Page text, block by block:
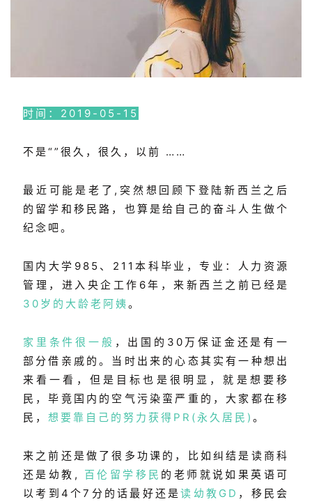
时间：2019-05-15
不是“”很久，很久，以前 ……
最近可能是老了,突然想回顾下登陆新西兰之后
的留学和移民路，也算是给自己的奋斗人生做个
纪念吧。
国内大学985、211本科毕业，专业：人力资源
管理，进入央企工作6年，来新西兰之前已经是
30岁的大龄老阿姨 。
家里条件很一般 ，出国的30万保证金还是有一
部分借亲戚的。当时出来的心态其实有一种想出
来看一看，但是目标也是很明显，就是想要移
民，毕竟国内的空气污染蛮严重的，大家都在移
民， 想要靠自己的努力获得PR(永久居民) 。
来之前还是做了很多功课的，比如纠结是读商科
还是幼教, 百伦留学移民 的老师就说如果英语可
以考到4个7分的话最好还是读幼教GD ， 移民会